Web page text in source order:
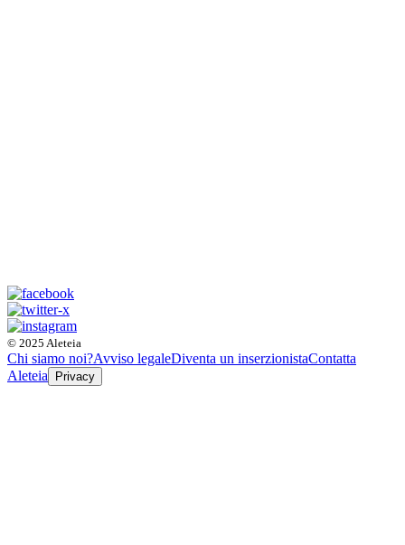
© 2025 Aleteia
Chi siamo noi?Avviso legaleDiventa un inserzionistaContatta
Aleteia
Privacy